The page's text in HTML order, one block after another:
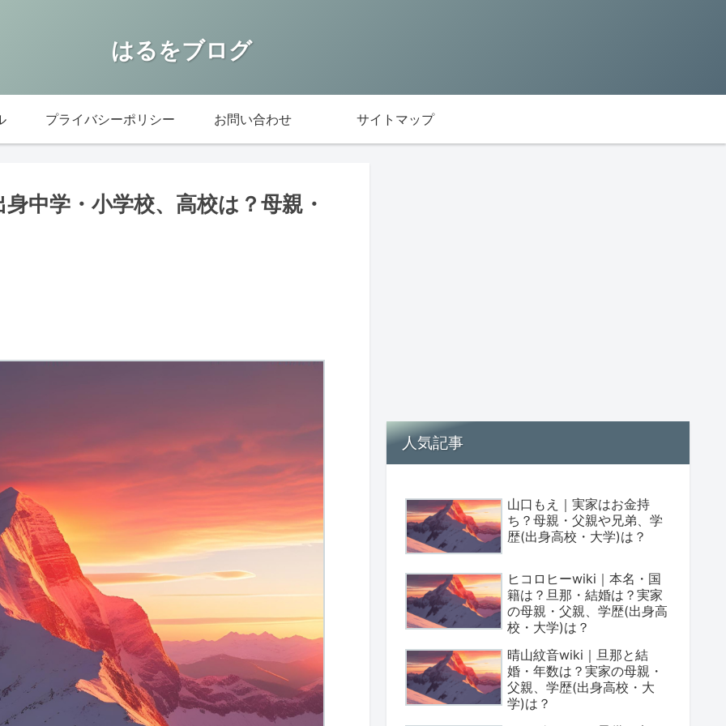
はるをブログ
プライバシーポリシー お問い合わせ サイトマップ
中学・小学校、高校は？母親・
人気記事
山口もえ｜実家はお金持
ち？母親・父親や兄弟、学
歴(出身高校・大学)は？
ヒコロヒーwiki｜本名・国
籍は？旦那・結婚は？実家
の母親・父親、学歴(出身高
校・大学)は？
晴山紋音wiki｜旦那と結
婚・年数は？実家の母親・
父親、学歴(出身高校・大
学)は？